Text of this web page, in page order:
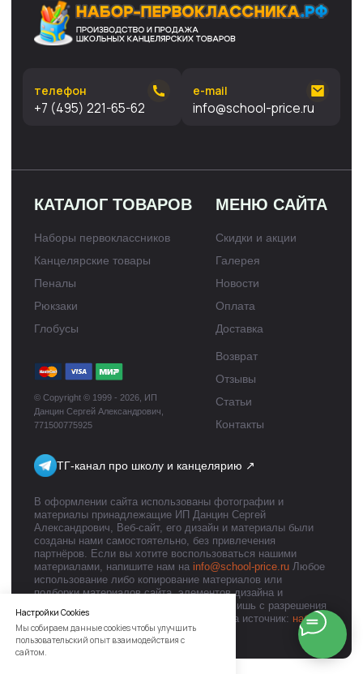
Настройки Cookies
Мы собираем данные cookies чтобы улучшить
пользовательский опыт взаимодействия с
сайтом.
В оформлении сайта использованы фотографии и
материалы принадлежащие ИП Данцин Сергей
использование либо копирование материалов или
подборки материалов сайта, элементов дизайна и
оформления запрещено и допускается лишь с разрешения
правообладателя и только со ссылкой на источник: набор-
ТГ-канал про школу и канцелярию ↗